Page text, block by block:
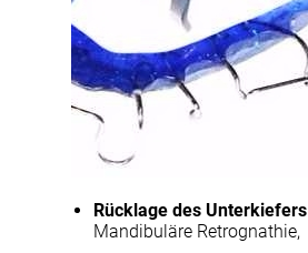
Rücklage des Unterkiefers
Mandibuläre Retrognathie,